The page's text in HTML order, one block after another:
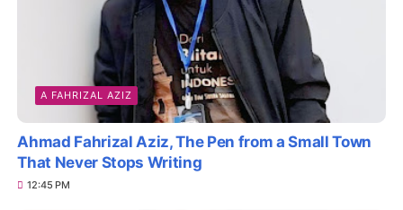
A FAHRIZAL AZIZ
Ahmad Fahrizal Aziz, The Pen from a Small Town
That Never Stops Writing
12:45 PM